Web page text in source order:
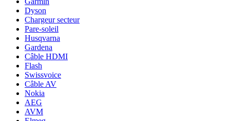
Dyson
Chargeur secteur
Pare-soleil
Husqvarna
Gardena
Câble HDMI
Flash
Swissvoice
Câble AV
Nokia
AEG
AVM